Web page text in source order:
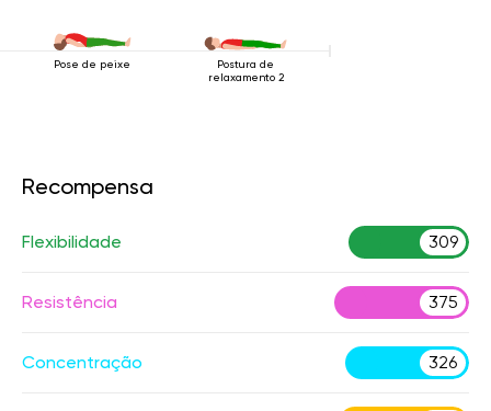
Pose de peixe
Postura de
relaxamento 2
Recompensa
Flexibilidade 309
Resistência 375
Concentração 326